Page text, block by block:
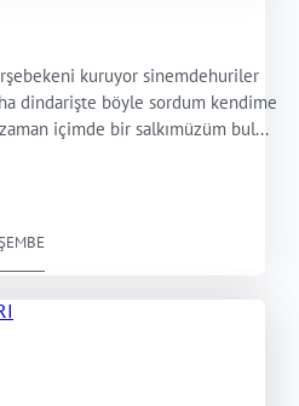
kuruyor sinemdehuriler
dindarişte böyle sordum kendime
içimde bir salkımüzüm bul...